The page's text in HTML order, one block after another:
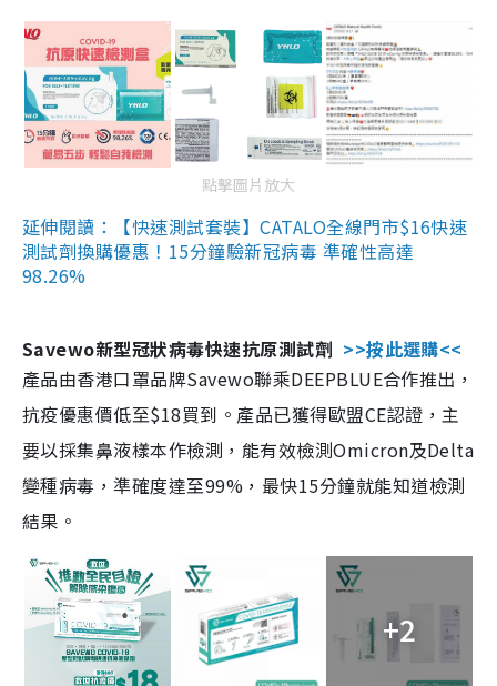
點擊圖片放大
延伸閱讀：【快速測試套裝】CATALO全線門市$16快速
測試劑換購優惠！15分鐘驗新冠病毒 準確性高達
98.26%
Savewo新型冠狀病毒快速抗原測試劑 >>按此選購<<
產品由香港口罩品牌Savewo聯乘DEEPBLUE合作推出，
抗疫優惠價低至$18買到。產品已獲得歐盟CE認證，主
要以採集鼻液樣本作檢測，能有效檢測Omicron及Delta
變種病毒，準確度達至99%，最快15分鐘就能知道檢測
結果。
+2